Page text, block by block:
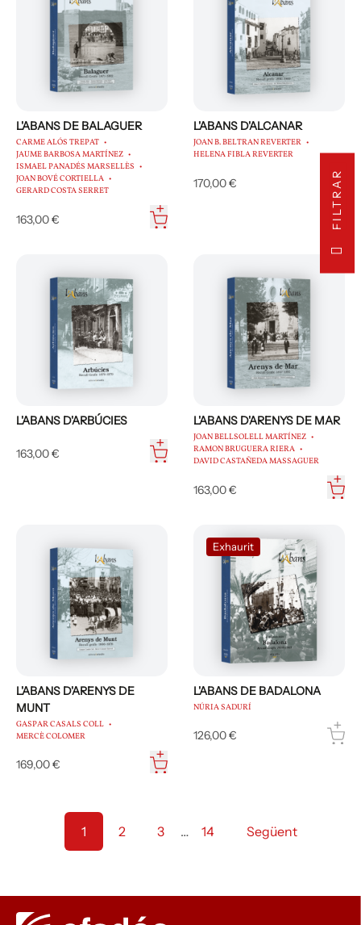
L'ABANS DE BALAGUER
CARME ALÓS TREPAT
JAUME BARBOSA MARTÍNEZ
ISMAEL PANADÉS MARSELLÈS
JOAN BOVÉ CORTIELLA
GERARD COSTA SERRET
163,00 €
L'ABANS D'ALCANAR
JOAN B. BELTRAN REVERTER
HELENA FIBLA REVERTER
170,00 €
L'ABANS D'ARBÚCIES
163,00 €
L'ABANS D'ARENYS DE MAR
JOAN BELLSOLELL MARTÍNEZ
RAMON BRUGUERA RIERA
DAVID CASTAÑEDA MASSAGUER
163,00 €
L'ABANS D'ARENYS DE
MUNT
GASPAR CASALS COLL
MERCÈ COLOMER
169,00 €
Exhaurit
L'ABANS DE BADALONA
NÚRIA SADURÍ
126,00 €
1 2 3 … 14 Següent
FILTRAR